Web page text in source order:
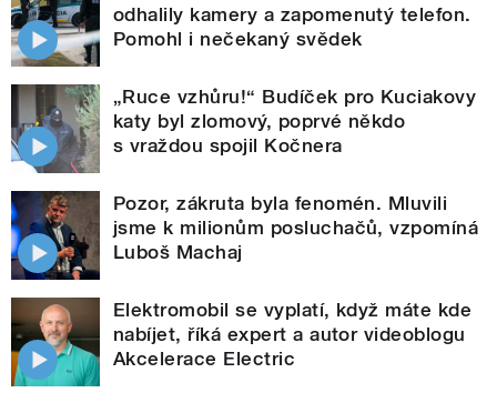
odhalily kamery a zapomenutý telefon.
Pomohl i nečekaný svědek
„Ruce vzhůru!“ Budíček pro Kuciakovy
katy byl zlomový, poprvé někdo
s vraždou spojil Kočnera
Pozor, zákruta byla fenomén. Mluvili
jsme k milionům posluchačů, vzpomíná
Luboš Machaj
Elektromobil se vyplatí, když máte kde
nabíjet, říká expert a autor videoblogu
Akcelerace Electric